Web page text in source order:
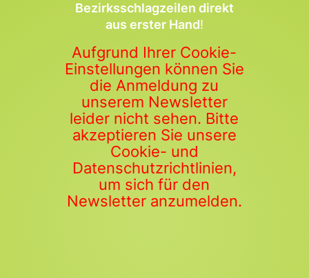
Bezirksschlagzeilen direkt
aus erster Hand!
Aufgrund Ihrer Cookie-
Einstellungen können Sie
die Anmeldung zu
unserem Newsletter
leider nicht sehen. Bitte
akzeptieren Sie unsere
Cookie- und
Datenschutzrichtlinien,
um sich für den
Newsletter anzumelden.